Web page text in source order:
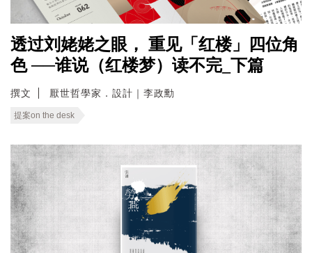
透过刘姥姥之眼， 重见「红楼」四位角
色 ──谁说（红楼梦）读不完_下篇
撰文 厭世哲學家．設計｜李政勳
提案on the desk